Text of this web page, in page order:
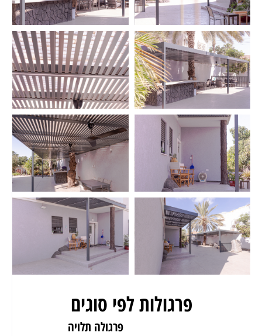
פרגולות לפי סוגים
פרגולה תלויה